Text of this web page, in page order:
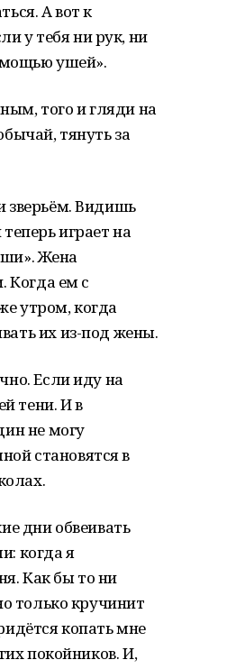
А вот к
у тебя ни рук, ни
ушей».
того и гляди на
тянуть за
Видишь
играет на
Жена
Когда ем с
утром, когда
их из-под жены.
Если иду на
тени. И в
не могу
становятся в
дни обвеивать
когда я
Как бы то ни
только кручинит
копать мне
покойников. И,